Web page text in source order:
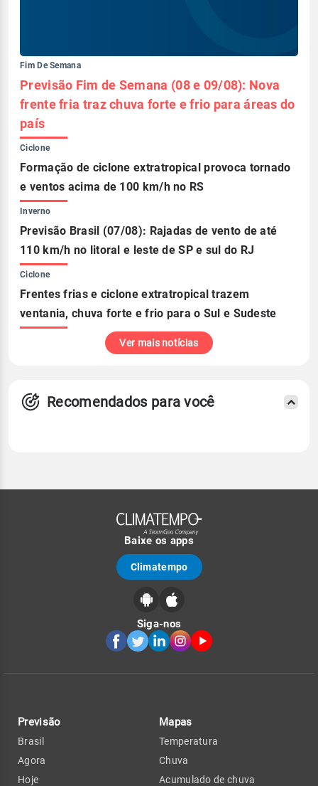
Fim De Semana
Previsão Fim de Semana (08 e 09/08): Nova
frente fria traz chuva forte e frio para áreas do
país
Ciclone
Formação de ciclone extratropical provoca tornado
e ventos acima de 100 km/h no RS
Inverno
Previsão Brasil (07/08): Rajadas de vento de até
110 km/h no litoral e leste de SP e sul do RJ
Ciclone
Frentes frias e ciclone extratropical trazem
ventania, chuva forte e frio para o Sul e Sudeste
Ver mais notícias
Recomendados para você
Baixe os apps
Climatempo
Siga-nos
Previsão
Brasil
Agora
Hoje
Mapas
Temperatura
Chuva
Acumulado de chuva